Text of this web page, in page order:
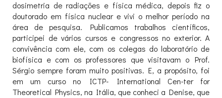
dosimetria de radiações e física médica, depois fiz o
doutorado em física nuclear e vivi o melhor período na
área de pesquisa. Publicamos trabalhos científicos,
participei de vários cursos e congressos no exterior. A
convivência com ele, com os colegas do laboratório de
biofísica e com os professores que visitavam o Prof.
Sérgio sempre foram muito positivas. E, a propósito, foi
em um curso no ICTP- International Cen-ter for
Theoretical Physics, na Itália, que conheci a Denise, que